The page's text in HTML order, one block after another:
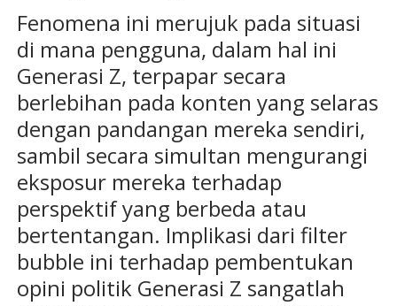
Fenomena ini merujuk pada situasi
di mana pengguna, dalam hal ini
Generasi Z, terpapar secara
berlebihan pada konten yang selaras
dengan pandangan mereka sendiri,
sambil secara simultan mengurangi
eksposur mereka terhadap
perspektif yang berbeda atau
bertentangan. Implikasi dari filter
bubble ini terhadap pembentukan
opini politik Generasi Z sangatlah